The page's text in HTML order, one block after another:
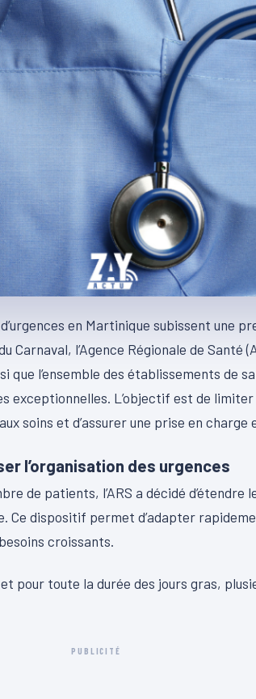
en Martinique subissent une
Carnaval, l’Agence Régionale de Santé
que l’ensemble des établissements de
exceptionnelles. L’objectif est de
soins et d’assurer une prise en
l’organisation des urgences
de patients, l’ARS a décidé d’étendre
dispositif permet d’adapter
croissants.
pour toute la durée des jours gras,
PUBLICITÉ